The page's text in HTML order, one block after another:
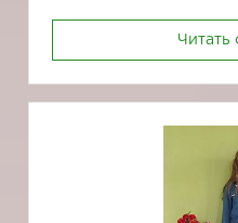
Читать